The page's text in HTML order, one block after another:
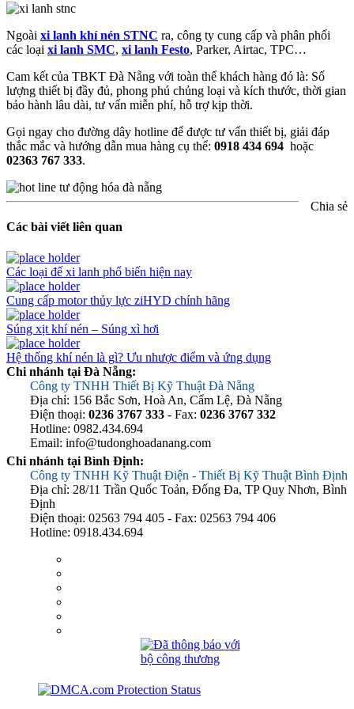
Ngoài xi lanh khí nén STNC ra, công ty cung cấp và phân phối
các loại xi lanh SMC, xi lanh Festo, Parker, Airtac, TPC…
Cam kết của TBKT Đà Nẵng với toàn thể khách hàng đó là: Số
lượng thiết bị đầy đủ, phong phú chủng loại và kích thước, thời gian
bảo hành lâu dài, tư vấn miễn phí, hỗ trợ kịp thời.
Gọi ngay cho đường dây hotline để được tư vấn thiết bị, giải đáp
thắc mắc và hướng dẫn mua hàng cụ thể: 0918 434 694 hoặc
02363 767 333.
Chia sẻ
Các bài viết liên quan
Các loại đế xi lanh phổ biến hiện nay
Cung cấp motor thủy lực ziHYD chính hãng
Súng xịt khí nén – Súng xì hơi
Hệ thống khí nén là gì? Ưu nhược điểm và ứng dụng
Chi nhánh tại Đà Nẵng:
Công ty TNHH Thiết Bị Kỹ Thuật Đà Nẵng
Địa chỉ: 156 Bắc Sơn, Hoà An, Cẩm Lệ, Đà Nẵng
Điện thoại: 0236 3767 333 - Fax: 0236 3767 332
Hotline: 0982.434.694
Email: info@tudonghoadanang.com
Chi nhánh tại Bình Định:
Công ty TNHH Kỹ Thuật Điện - Thiết Bị Kỹ Thuật Bình Định
Địa chỉ: 28/11 Trần Quốc Toản, Đống Đa, TP Quy Nhơn, Bình
Định
Điện thoại: 02563 794 405 - Fax: 02563 794 406
Hotline: 0918.434.694